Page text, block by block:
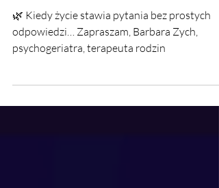
rodzin
🌿 Kiedy życie stawia pytania bez prostych
odpowiedzi… Zapraszam, Barbara Zych,